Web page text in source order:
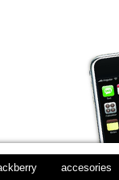
accesories